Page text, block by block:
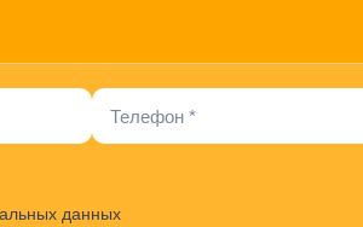
данных